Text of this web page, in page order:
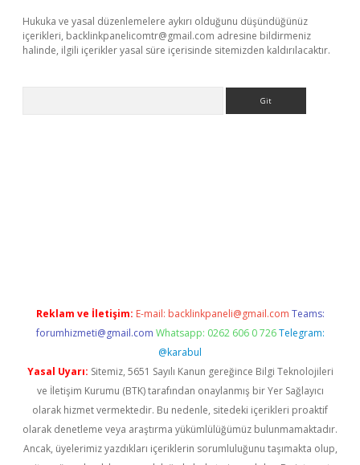
Hukuka ve yasal düzenlemelere aykırı olduğunu düşündüğünüz
içerikleri, backlinkpanelicomtr@gmail.com adresine bildirmeniz
halinde, ilgili içerikler yasal süre içerisinde sitemizden kaldırılacaktır.
Reklam ve İletişim: E-mail: backlinkpaneli@gmail.com Teams:
forumhizmeti@gmail.com Whatsapp: 0262 606 0 726 Telegram:
@karabul
Yasal Uyarı: Sitemiz, 5651 Sayılı Kanun gereğince Bilgi Teknolojileri
ve İletişim Kurumu (BTK) tarafından onaylanmış bir Yer Sağlayıcı
olarak hizmet vermektedir. Bu nedenle, sitedeki içerikleri proaktif
olarak denetleme veya araştırma yükümlülüğümüz bulunmamaktadır.
Ancak, üyelerimiz yazdıkları içeriklerin sorumluluğunu taşımakta olup,